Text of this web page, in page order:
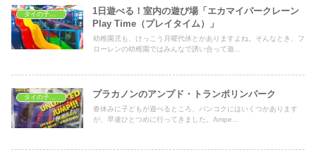
1日遊べる！室内の遊び場「エカマイパークレーン
Play Time（プレイタイム）」
幼稚園児も、けっこう月曜代休とかありますよね。そんなとき、フ
ローレンの幼稚園ではみんなで誘い合って遊...
プラカノンのアンプド・トランポリンパーク
春休みに子どもが遊べるところ、バンコクにはいくつかあります
が、早速ひとつめに行ってきました。Ampe...